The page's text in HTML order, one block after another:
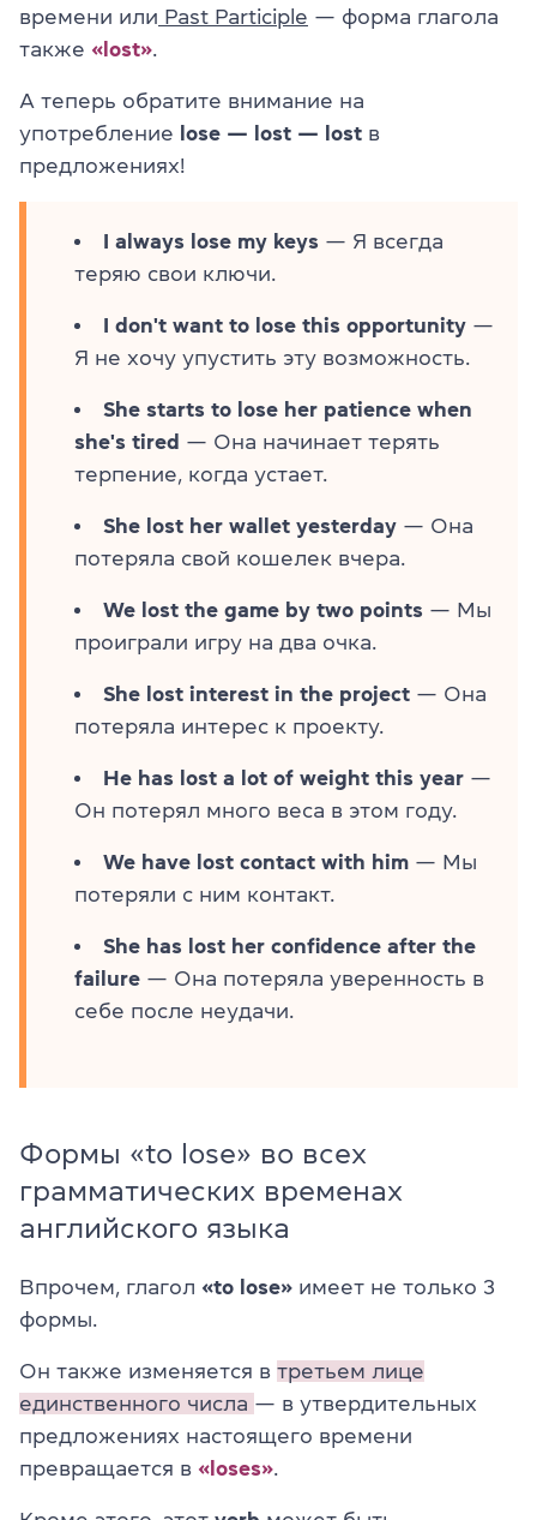
времени или Past Participle — форма глагола
также «lost».
А теперь обратите внимание на
употребление
lose — lost — lost в
предложениях!
I always lose my keys — Я всегда
теряю свои ключи.
I don't want to lose this opportunity —
Я не хочу упустить эту возможность.
She starts to lose her patience when
she's tired — Она начинает терять
терпение, когда устает.
She lost her wallet yesterday — Она
потеряла свой кошелек вчера.
We lost the game by two points — Мы
проиграли игру на два очка.
She lost interest in the project — Она
потеряла интерес к проекту.
He has lost a lot of weight this year —
Он потерял много веса в этом году.
We have lost contact with him — Мы
потеряли с ним контакт.
She has lost her confidence after the
failure — Она потеряла уверенность в
себе после неудачи.
Формы «to lose» во всех
грамматических временах
английского языка
Впрочем, глагол «to lose» имеет не только 3
формы.
Он также изменяется в третьем лице
единственного числа — в утвердительных
предложениях настоящего времени
превращается в «loses».